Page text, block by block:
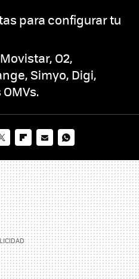
para configurar tu
O2,
Simyo, Digi,
MAIL